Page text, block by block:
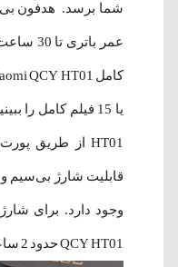
عمر
قابلیت شارژ بی‌سیم
QCY HT01 حدود 2 ساعت زمان لازم است.